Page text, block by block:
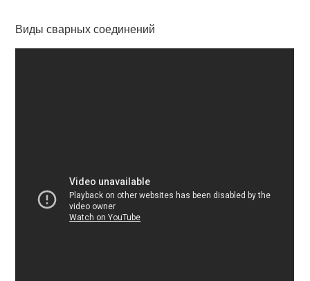
Виды сварных соединений